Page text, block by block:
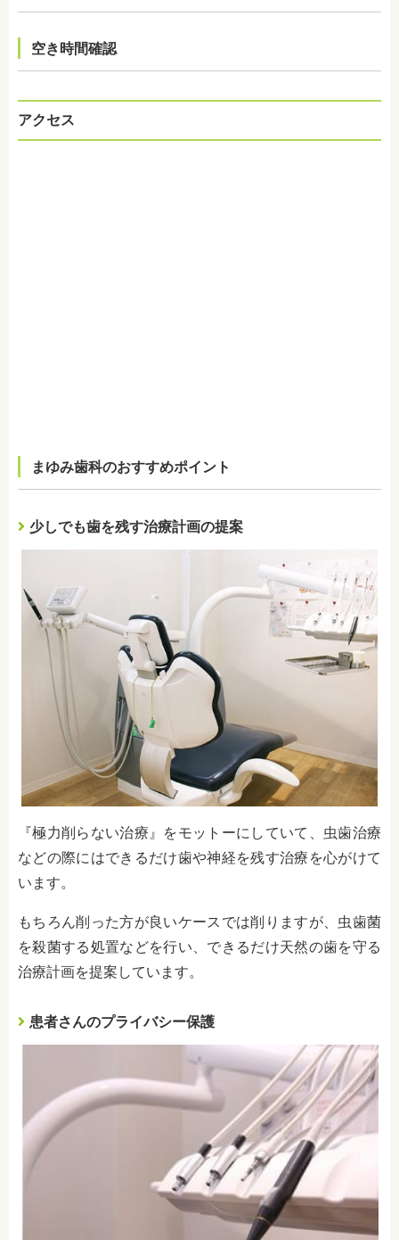
空き時間確認
アクセス
まゆみ歯科のおすすめポイント
少しでも歯を残す治療計画の提案
『極力削らない治療』をモットーにしていて、虫歯治療
などの際にはできるだけ歯や神経を残す治療を心がけて
います。
もちろん削った方が良いケースでは削りますが、虫歯菌
を殺菌する処置などを行い、できるだけ天然の歯を守る
治療計画を提案しています。
患者さんのプライバシー保護